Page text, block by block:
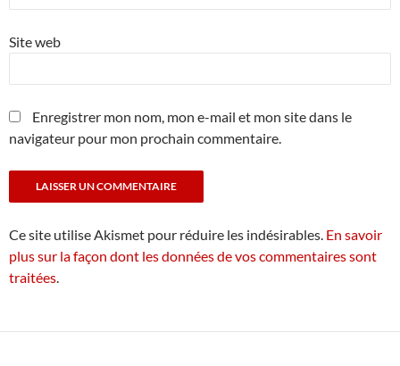
Site web
Enregistrer mon nom, mon e-mail et mon site dans le
navigateur pour mon prochain commentaire.
Ce site utilise Akismet pour réduire les indésirables. En savoir
plus sur la façon dont les données de vos commentaires sont
traitées.